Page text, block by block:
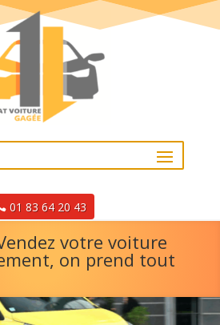
01 83 64 20 43
votre voiture
on prend tout